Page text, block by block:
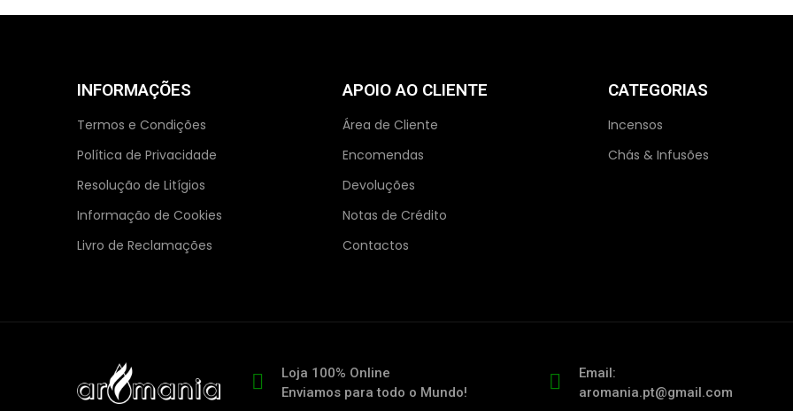
INFORMAÇÕES
Termos e Condições
Política de Privacidade
Resolução de Litígios
Informação de Cookies
Livro de Reclamações
APOIO AO CLIENTE
Área de Cliente
Encomendas
Devoluções
Notas de Crédito
Contactos
CATEGORIAS
Incensos
Chás & Infusões
Loja 100% Online
Enviamos para todo o Mundo!
Email:
aromania.pt@gmail.com